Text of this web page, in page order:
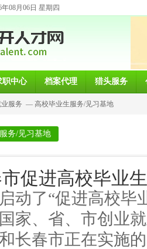
08月06日 星期四
职中心 档案代理 猎头服务
服务 — 高校毕业生服务/见习基地
务/见习基地
促进高校毕业
动了“促进高校
家、省、市创业
长春市正在实施